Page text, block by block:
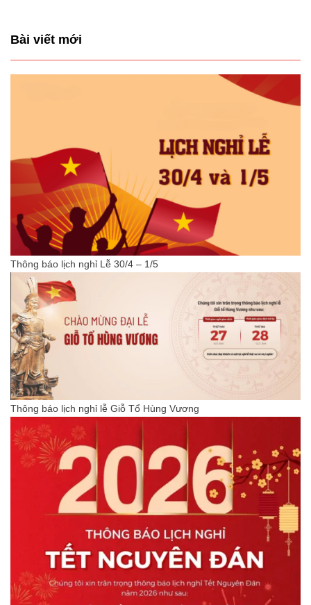
Bài viết mới
Thông báo lịch nghỉ Lễ 30/4 – 1/5
Thông báo lịch nghỉ lễ Giỗ Tổ Hùng Vương